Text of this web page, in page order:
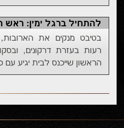
להתחיל ברגל ימין: ראש
בטיבט מנקים את
רעות בעזרת דרקונים,
הראשון שייכנס לבית יגיע עם